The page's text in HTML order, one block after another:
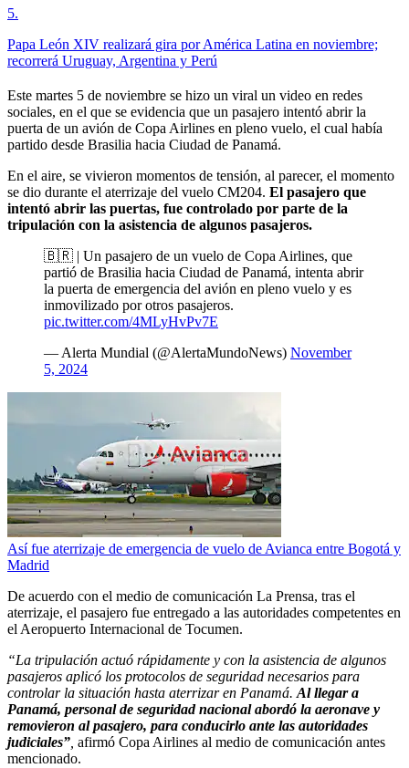
5.
Papa León XIV realizará gira por América Latina en noviembre;
recorrerá Uruguay, Argentina y Perú
Este martes 5 de noviembre se hizo un viral un video en redes
sociales, en el que se evidencia que un pasajero intentó abrir la
puerta de un avión de Copa Airlines en pleno vuelo, el cual había
partido desde Brasilia hacia Ciudad de Panamá.
En el aire, se vivieron momentos de tensión, al parecer, el momento
se dio durante el aterrizaje del vuelo CM204. El pasajero que
intentó abrir las puertas, fue controlado por parte de la
tripulación con la asistencia de algunos pasajeros.
🇧🇷 | Un pasajero de un vuelo de Copa Airlines, que
partió de Brasilia hacia Ciudad de Panamá, intenta abrir
la puerta de emergencia del avión en pleno vuelo y es
inmovilizado por otros pasajeros.
pic.twitter.com/4MLyHvPv7E
— Alerta Mundial (@AlertaMundoNews) November
5, 2024
Así fue aterrizaje de emergencia de vuelo de Avianca entre Bogotá y
Madrid
De acuerdo con el medio de comunicación La Prensa, tras el
aterrizaje, el pasajero fue entregado a las autoridades competentes en
el Aeropuerto Internacional de Tocumen.
“La tripulación actuó rápidamente y con la asistencia de algunos
pasajeros aplicó los protocolos de seguridad necesarios para
controlar la situación hasta aterrizar en Panamá. Al llegar a
Panamá, personal de seguridad nacional abordó la aeronave y
removieron al pasajero, para conducirlo ante las autoridades
judiciales” afirmó Copa Airlines al medio de comunicación antes
mencionado.